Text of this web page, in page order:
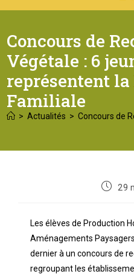
Concours de
Végétale : 6
représentent
Familiale
> Actualités > Concours de
29
Les élèves de Production
Aménagements
dernier à un concours de
regroupant les